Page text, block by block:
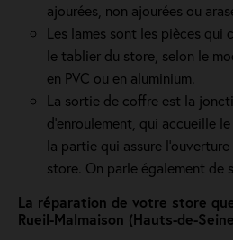
ajourées, non ajourées ou
Les lames sont les pièces qui
le tablier du store, selon le
en PVC ou en aluminium.
La sortie de coffre est la
d’enroulement, qui accueille
la partie qui assure
store. On parle également de
La réparation de votre store
Rueil-Malmaison (Hauts-de-